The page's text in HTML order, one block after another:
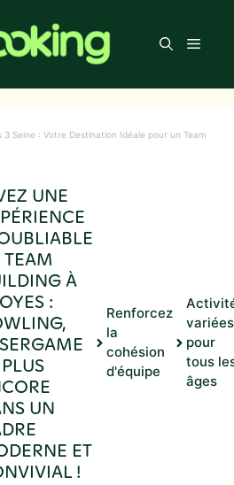
Menu
3 Seine : Votre Destination Idéale pour un Team
UNE
TEAM
À
:
UN
ET
!
Renforcez
la
cohésion
d'équipe
variées
pour
tous
âges